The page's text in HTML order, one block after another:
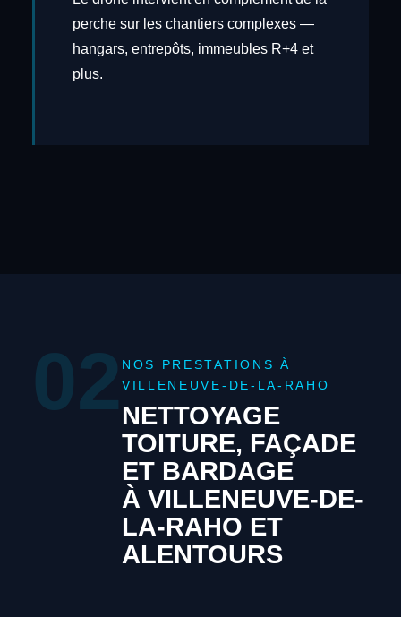
perche sur les chantiers complexes —
hangars, entrepôts, immeubles R+4 et
plus.
02 NOS PRESTATIONS À
VILLENEUVE-DE-LA-RAHO
NETTOYAGE
TOITURE, FAÇADE
ET BARDAGE
À VILLENEUVE-DE-
LA-RAHO ET
ALENTOURS